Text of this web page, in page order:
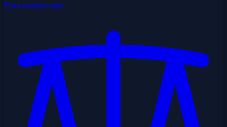
Расшифровщик